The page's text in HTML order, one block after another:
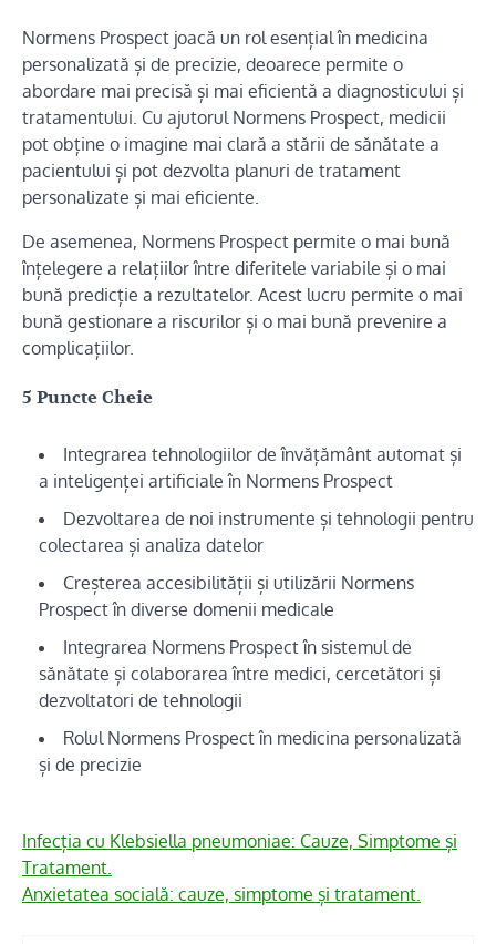
Normens Prospect joacă un rol esențial în medicina
personalizată și de precizie, deoarece permite o
abordare mai precisă și mai eficientă a diagnosticului și
tratamentului. Cu ajutorul Normens Prospect, medicii
pot obține o imagine mai clară a stării de sănătate a
pacientului și pot dezvolta planuri de tratament
personalizate și mai eficiente.
De asemenea, Normens Prospect permite o mai bună
înțelegere a relațiilor între diferitele variabile și o mai
bună predicție a rezultatelor. Acest lucru permite o mai
bună gestionare a riscurilor și o mai bună prevenire a
complicațiilor.
5 Puncte Cheie
Integrarea tehnologiilor de învățământ automat și
a inteligenței artificiale în Normens Prospect
Dezvoltarea de noi instrumente și tehnologii pentru
colectarea și analiza datelor
Creșterea accesibilității și utilizării Normens
Prospect în diverse domenii medicale
Integrarea Normens Prospect în sistemul de
sănătate și colaborarea între medici, cercetători și
dezvoltatori de tehnologii
Rolul Normens Prospect în medicina personalizată
și de precizie
Infecția cu Klebsiella pneumoniae: Cauze, Simptome și
Tratament.
Anxietatea socială: cauze, simptome și tratament.